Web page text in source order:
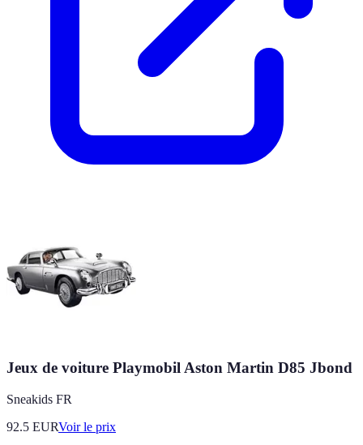
Jeux de voiture Playmobil Aston Martin D85 Jbond
Sneakids FR
92.5 EURVoir le prix